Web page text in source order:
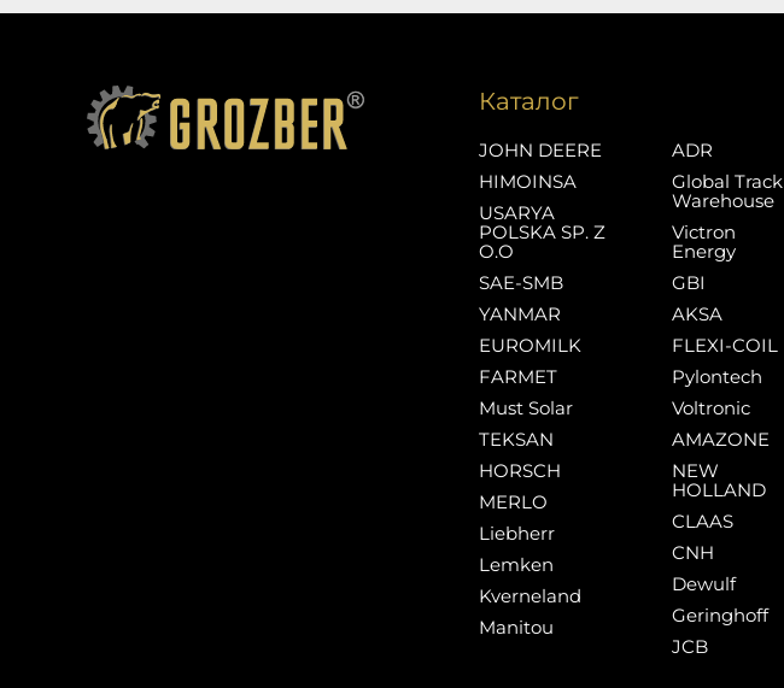
Каталог
JOHN DEERE
HIMOINSA
USARYA
POLSKA SP. Z
O.O
SAE-SMB
YANMAR
EUROMILK
FARMET
Must Solar
TEKSAN
HORSCH
MERLO
Liebherr
Lemken
Kverneland
Manitou
ADR
Global Track
Warehouse
Victron
Energy
GBI
AKSA
FLEXI-COIL
Pylontech
Voltronic
AMAZONE
NEW
HOLLAND
CLAAS
CNH
Dewulf
Geringhoff
JCB